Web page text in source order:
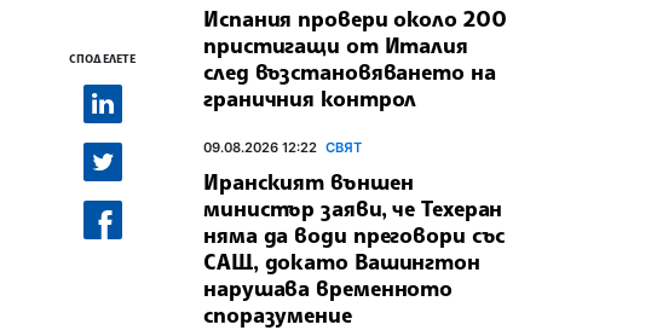
СПОДЕЛЕТЕ
Испания провери около 200
пристигащи от Италия
след възстановяването на
граничния контрол
09.08.2026 12:22 СВЯТ
Иранският външен
министър заяви, че Техеран
няма да води преговори със
САЩ, докато Вашингтон
нарушава временното
споразумение